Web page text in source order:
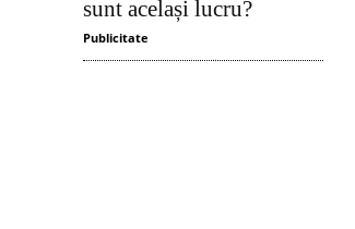
sunt același lucru?
Publicitate